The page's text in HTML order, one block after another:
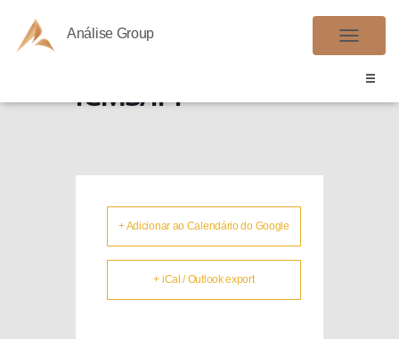
Análise Group
A
ICMS/IPI
+ Adicionar ao Calendário do Google
+ iCal / Outlook export